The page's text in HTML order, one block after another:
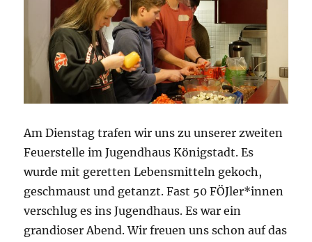
Am Dienstag trafen wir uns zu unserer zweiten
Feuerstelle im Jugendhaus Königstadt. Es
wurde mit geretten Lebensmitteln gekoch,
geschmaust und getanzt. Fast 50 FÖJler*innen
verschlug es ins Jugendhaus. Es war ein
grandioser Abend. Wir freuen uns schon auf das